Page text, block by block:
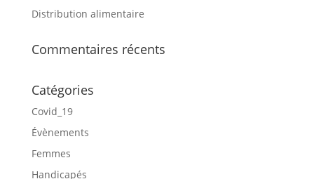
Distribution alimentaire
Commentaires récents
Catégories
Covid_19
Évènements
Femmes
Handicapés